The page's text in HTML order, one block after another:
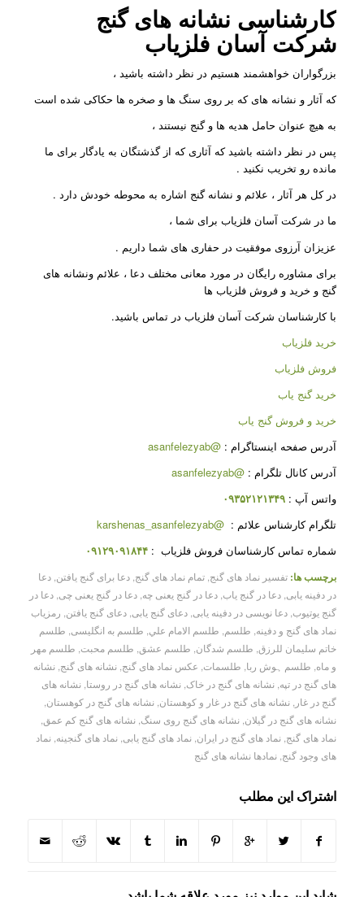
کارشناسی نشانه های گنج
شرکتآسان فلزیاب
بزرگواران خواهشمند هستیم در نظر داشته باشید ،
که آثار و نشانه های که بر روی سنگ ها و صخره ها حکاکی شده است
به هیچ عنوان حامل هدیه ها و گنج نیستند ،
پس در نظر داشته باشید که آثاری که از گذشتگان به یادگار برای ما
مانده رو تخریب نکنید .
در کل هر آثار ، علائم و نشانه گنج اشاره به محوطه خودش دارد .
ما در شرکت آسان فلزیاب برای شما ،
عزیزان آرزوی موفقیت در حفاری های شما داریم .
برای مشاوره رایگان در مورد معانی مختلف دعا ، علائم ونشانه های
گنج و خرید و فروش فلزیاب ها
با کارشناسان شرکت آسان فلزیاب در تماس باشید.
خرید فلزیاب
فروش فلزیاب
خرید گنج یاب
خرید و فروش گنج یاب
آدرس صفحه اینستاگرام : @asanfelezyab
آدرس کانال تلگرام : @asanfelezyab
واتس آپ : ۰۹۳۵۲۱۲۱۳۴۹
تلگرام کارشناس علائم : @karshenas_asanfelezyab
شماره تماس کارشناسان فروش فلزیاب : ۰۹۱۲۹۰۹۱۸۴۴
برچسب ها: تفسیر نماد های گنج تمام نماد های گنج دعا برای گنج یافتن دعا
در دفینه یابی دعا در گنج یاب دعا در گنج یعنی چه دعا در گنج یعنی چی دعا در
گنج یوتیوب دعا نویسی در دفینه یابی دعای گنج یابی دعای گنج یافتن رمزیاب
نماد های گنج و دفینه طلسم طلسم الامام علي طلسم به انگلیسی طلسم
خاتم سليمان للرزق طلسم شدگان طلسم عشق طلسم محبت طلسم مهر
و ماه طلسم ہوش ربا طلسمات عکس نماد های گنج نشانه های گنج نشانه
های گنج در تپه نشانه های گنج در خاک نشانه های گنج در روستا نشانه های
گنج در غار
نشانه های گنج در غار و کوهستان نشانه های گنج در کوهستان
نشانه های گنج در گیلان نشانه های گنج روی سنگ نشانه های گنج کم عمق
نماد های گنج نماد های گنج در ایران نماد های گنج یابی نماد های گنجینه نماد
های وجود گنج نمادها نشانه های گنج
اشتراک این مطلب